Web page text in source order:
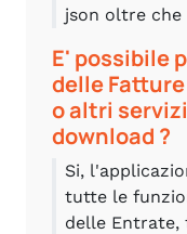
json oltre che
E' possibile
delle
o altri
download ?
Si,
tutte le
delle Entrate,